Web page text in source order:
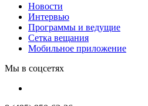
Новости
Интервью
Программы и ведущие
Сетка вещания
Мобильное приложение
Мы в соцсетях